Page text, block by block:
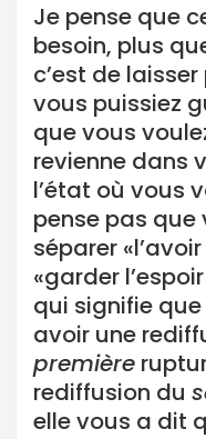
Je pense que
besoin, plus
c’est de
vous puissiez
que vous
revienne dans
l’état où vous
pense pas
séparer
«garder
qui signifie
avoir une
première
rediffusion du
elle vous a dit